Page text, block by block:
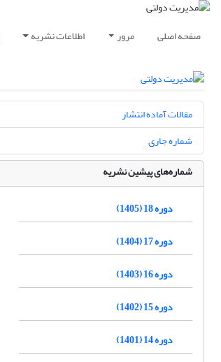
صفحه اصلی مرور اطلاعات نشریه
مقالات آماده انتشار
شماره جاری
شماره‌های پیشین نشریه
دوره 18 (1405)
دوره 17 (1404)
دوره 16 (1403)
دوره 15 (1402)
دوره 14 (1401)